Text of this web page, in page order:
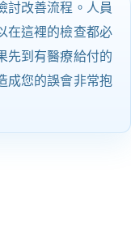
討改善流程。人員
在這裡的檢查都必
先到有醫療給付的
成您的誤會非常抱